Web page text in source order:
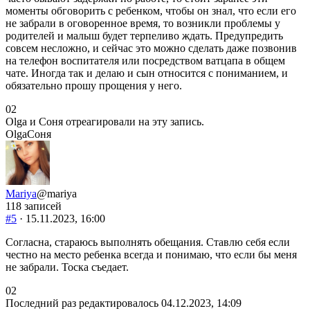
моменты обговорить с ребенком, чтобы он знал, что если его
не забрали в оговоренное время, то возникли проблемы у
родителей и малыш будет терпеливо ждать. Предупредить
совсем несложно, и сейчас это можно сделать даже позвонив
на телефон воспитателя или посредством ватцапа в общем
чате. Иногда так и делаю и сын относится с пониманием, и
обязательно прошу прощения у него.
Голосуйте
-
палец
вниз.
0Голосуйте
-
палец
вверх.
2
Olga и Соня отреагировали на эту запись.
OlgaСоня
Mariya@mariya
118 записей
#5 · 15.11.2023, 16:00
Согласна, стараюсь выполнять обещания. Ставлю себя если
честно на место ребенка всегда и понимаю, что если бы меня
не забрали. Тоска съедает.
Голосуйте
-
0Голосуйте
-
2
Последний раз редактировалось 04.12.2023, 14:09